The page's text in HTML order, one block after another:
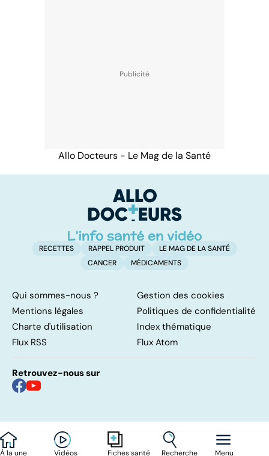
À la une Vidéos Fiches santé Recherche Menu
Allo Docteurs - Le Mag de la Santé
RECETTES RAPPEL PRODUIT
LE MAG DE LA SANTÉ
CANCER
MÉDICAMENTS
Qui sommes-nous ?
Gestion des cookies
Mentions légales
Politiques de confidentialité
Charte d'utilisation
Index thématique
Flux RSS
Flux Atom
Retrouvez-nous sur